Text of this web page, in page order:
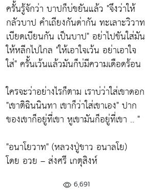
ครั้นรู้จักว่า บาปก็บ่ขยันแล้ว "จึงว่าให้
กลัวบาป คำเถียงกันด่ากัน ทะเลาะวิวาท
เบียดเบียนกัน เป็นบาป"อย่าไปขันใส่มัน
ให้หลีกไปไกล "ให้เอาใจเว้น อย่าเอาใจ
ใส่"ครั้นเว้นแล้วมันก็บ่มีความเดือดร้อน
ใครจะว่าอย่างไรก็ตาม เราบ่ว่าใส่เขาดอก
"เขาติฉินนินทา เขาก็ว่าใส่เขาเอง"ปาก
ของเขาก็อยู่ที่เขา หูเขามันก็อยู่ที่เขา .. "
"อนาโยวาท" (หลวงปู่ขาว อนาลโย)
โดย อวย – ส่งศรี เกตุสิงห์
6,691